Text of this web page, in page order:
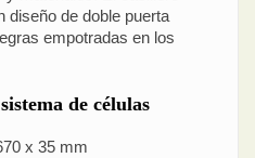
diseño de doble puerta
empotradas en los
de células
x 35 mm